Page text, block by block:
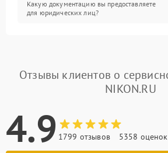
Какую документацию вы предоставляете
для юридических лиц?
Отзывы клиентов о
NIKON.RU
4.9 1799 отзывов 5358 оценок